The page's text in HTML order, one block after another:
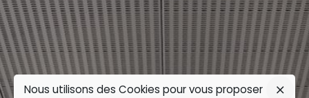
Nous utilisons des Cookies pour vous proposer